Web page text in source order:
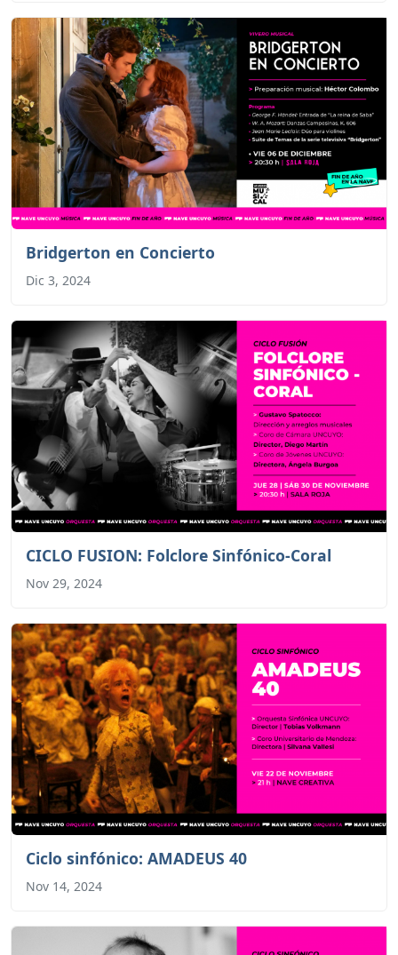
Bridgerton en Concierto
Dic 3, 2024
CICLO FUSION: Folclore Sinfónico-Coral
Nov 29, 2024
Ciclo sinfónico: AMADEUS 40
Nov 14, 2024